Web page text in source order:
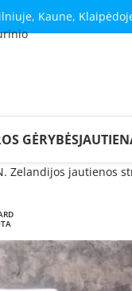
Kaune,
GĖRYBĖS
Zelandijos jautienos